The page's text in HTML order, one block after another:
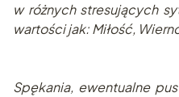
w różnych stresujących
wartości jak: Miłość,
Spękania, ewentualne